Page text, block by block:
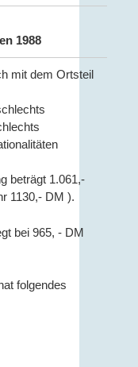
1988
mit dem Ortsteil
beträgt 1.061,-
1130,- DM ).
bei 965, - DM
folgendes